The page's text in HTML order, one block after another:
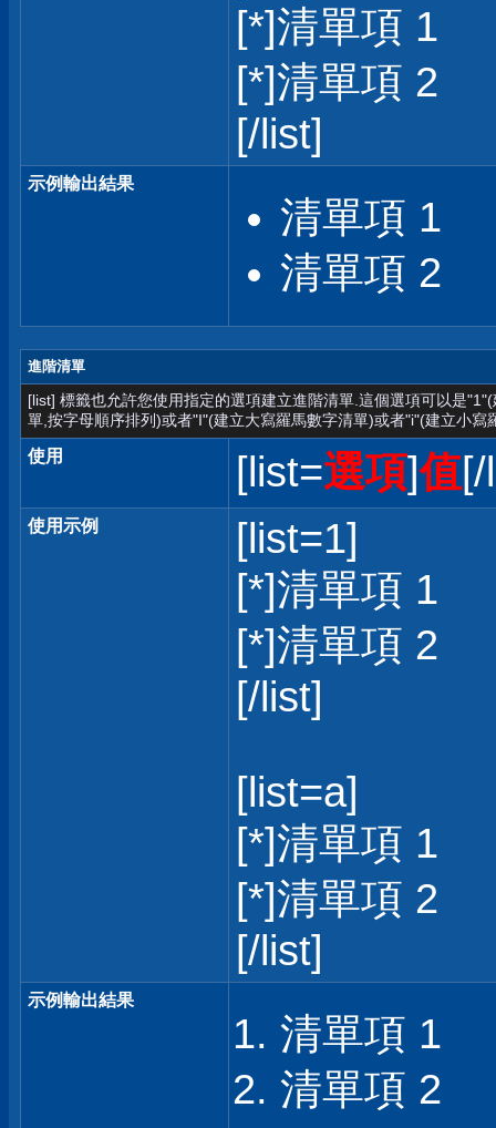
[*]清單項 1
[*]清單項 2
[/list]
示例輸出結果
清單項 1
清單項 2
進階清單
[list] 標籤也允許您使用指定的選項建立進階清單.這個選項可以是
單,按字母順序排列)或者"I"(建立大寫羅馬數字清單)或者"i"(建立小寫
使用 [list=選項]值
使用示例
[list=1]
[*]清單項 1
[*]清單項 2
[/list]
[list=a]
[*]清單項 1
[*]清單項 2
[/list]
示例輸出結果
清單項 1
清單項 2